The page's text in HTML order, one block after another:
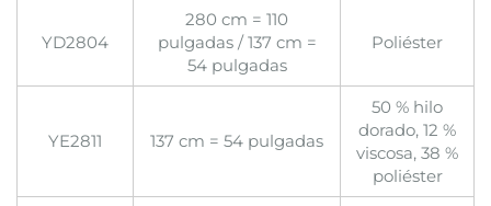
YD2804
280 cm = 110
pulgadas / 137 cm =
54 pulgadas
Poliéster
YE2811 137 cm = 54 pulgadas
50 % hilo
dorado, 12 %
viscosa, 38 %
poliéster